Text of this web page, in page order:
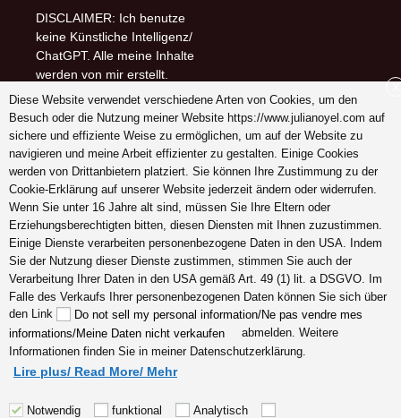
DISCLAIMER: Ich benutze
keine Künstliche Intelligenz/
ChatGPT. Alle meine Inhalte
werden von mir erstellt.
Follow me on (-:
youtube
INSTAGRAM
Pinterest
Schreiben Sie mir ein
Dankeschön (-:
Diese Website verwendet verschiedene Arten von Cookies, um den
Besuch oder die Nutzung meiner Website https://www.julianoyel.com auf
sichere und effiziente Weise zu ermöglichen, um auf der Website zu
navigieren und meine Arbeit effizienter zu gestalten. Einige Cookies
werden von Drittanbietern platziert. Sie können Ihre Zustimmung zu der
Cookie-Erklärung auf unserer Website jederzeit ändern oder widerrufen.
Wenn Sie unter 16 Jahre alt sind, müssen Sie Ihre Eltern oder
Erziehungsberechtigten bitten, diesen Diensten mit Ihnen zuzustimmen.
Einige Dienste verarbeiten personenbezogene Daten in den USA. Indem
Sie der Nutzung dieser Dienste zustimmen, stimmen Sie auch der
Verarbeitung Ihrer Daten in den USA gemäß Art. 49 (1) lit. a DSGVO. Im
Falle des Verkaufs Ihrer personenbezogenen Daten können Sie sich über
den Link
Do not sell my personal information/Ne pas vendre mes
informations/Meine Daten nicht verkaufen
abmelden. Weitere
Informationen finden Sie in meiner Datenschutzerklärung.
Lire plus/ Read More/ Mehr
Notwendig funktional Analytisch